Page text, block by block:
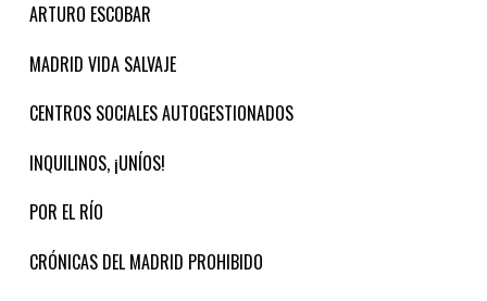
ARTURO ESCOBAR
MADRID VIDA SALVAJE
CENTROS SOCIALES AUTOGESTIONADOS
INQUILINOS, ¡UNÍOS!
POR EL RÍO
CRÓNICAS DEL MADRID PROHIBIDO